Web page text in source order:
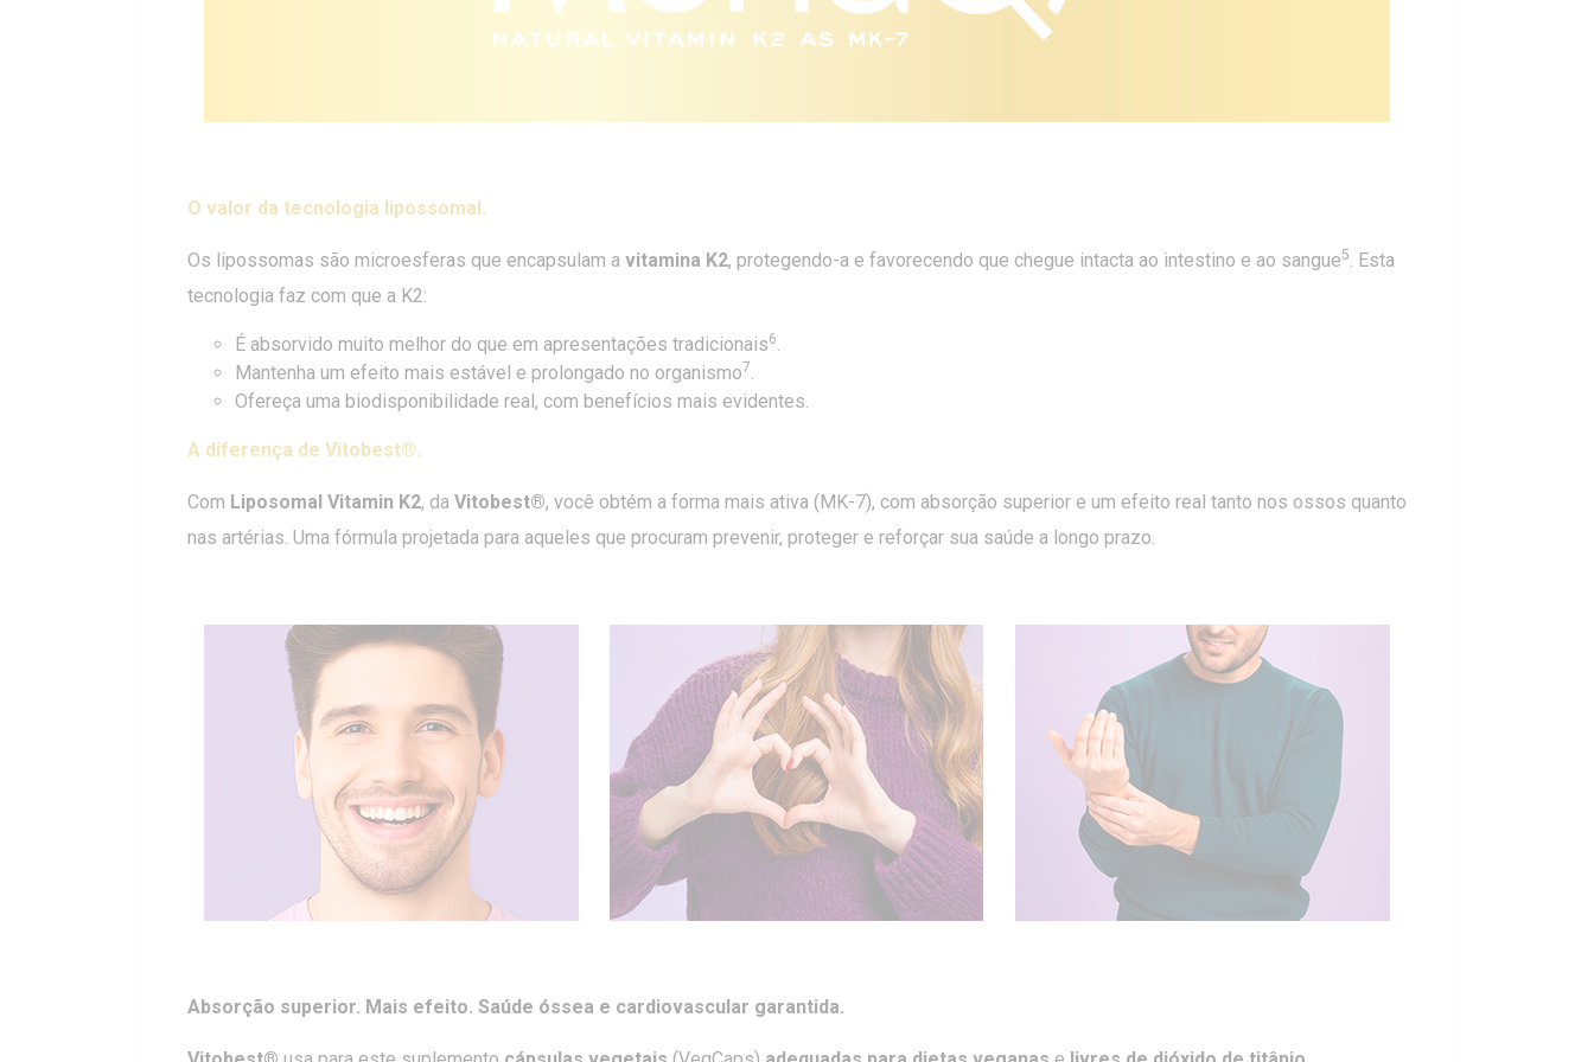
O valor da tecnologia lipossomal.
Os lipossomas são microesferas que encapsulam a vitamina K2, protegendo-a e favorecendo que chegue intacta ao intestino e ao sangue5. Esta
tecnologia faz com que a K2:
É absorvido muito melhor do que em apresentações tradicionais6.
Mantenha um efeito mais estável e prolongado no organismo7.
Ofereça uma biodisponibilidade real, com benefícios mais evidentes.
A diferença de Vitobest®.
Com Liposomal Vitamin K2, da Vitobest®, você obtém a forma mais ativa (MK-7), com absorção superior e um efeito real tanto nos ossos quanto
nas artérias. Uma fórmula projetada para aqueles que procuram prevenir, proteger e reforçar sua saúde a longo prazo.
Absorção superior. Mais efeito. Saúde óssea e cardiovascular garantida.